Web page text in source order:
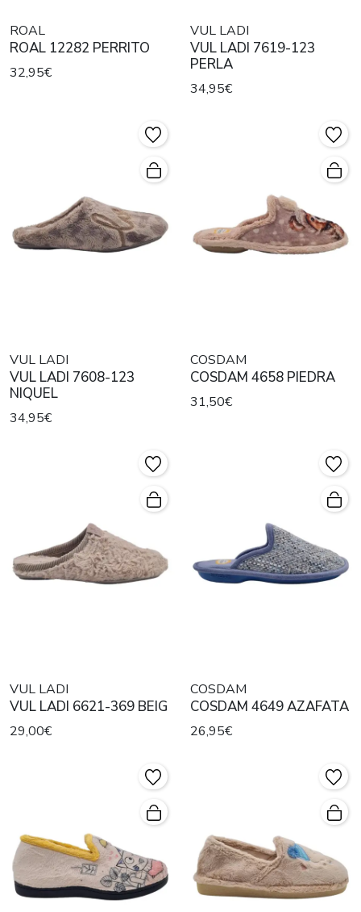
ROAL
ROAL 12282 PERRITO
32,95€
VUL LADI
VUL LADI 7619-123
PERLA
34,95€
VUL LADI
VUL LADI 7608-123
NIQUEL
34,95€
COSDAM
COSDAM 4658 PIEDRA
31,50€
VUL LADI
VUL LADI 6621-369 BEIG
29,00€
COSDAM
COSDAM 4649 AZAFATA
26,95€